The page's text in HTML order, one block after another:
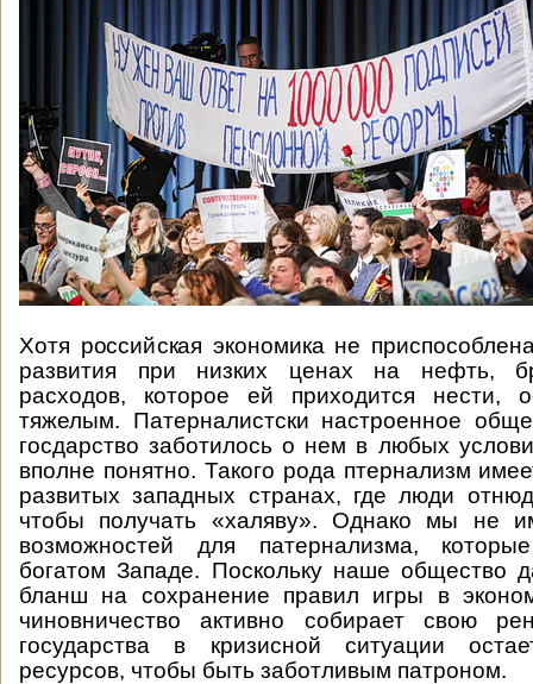
Хотя российская экономика не
развития при низких ценах на нефть,
расходов, которое ей приходится нести,
тяжелым. Патерналистски настроенное
госдарство заботилось о нем в любых
вполне понятно. Такого рода птернализм
развитых западных странах, где люди
чтобы получать «халяву». Однако мы не
возможностей для патернализма,
богатом Западе. Поскольку наше общество
бланш на сохранение правил игры в
чиновничество активно собирает свою
государства в кризисной ситуации
ресурсов, чтобы быть заботливым патроном.